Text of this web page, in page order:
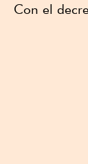
Con el